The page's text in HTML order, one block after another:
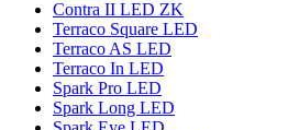
Contra II LED ZK
Terraco Square LED
Terraco AS LED
Terraco In LED
Spark Pro LED
Spark Long LED